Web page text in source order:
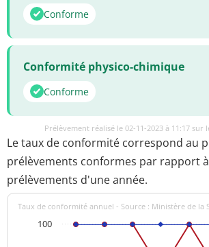
Conforme
Conformité physico-chimique
Conforme
Prélèvement réalisé le 02-11-2023 à 11:17 sur
Le taux de conformité correspond au
prélèvements conformes par rapport
prélèvements d'une année.
Taux de conformité annuel - Source : Ministère de la
100